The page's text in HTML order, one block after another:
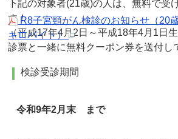
下記の対象者(21歳)の人は、無料で受
す！
（平成17年4月2日～平成18年4月1日
診票と一緒に無料クーポン券を送付し
R8子宮頸がん検診のお知らせ（20
キロバイト）
検診受診期間
令和9年2月末 まで